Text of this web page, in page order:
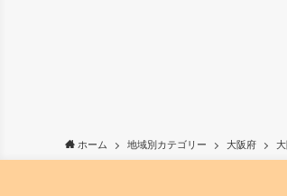
ホーム 地域別カテゴリー 大阪府